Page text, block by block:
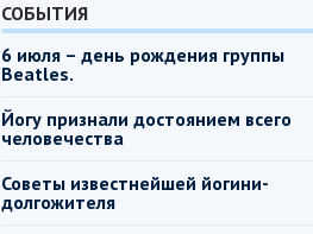
СОБЫТИЯ
6 июля – день рождения группы
Beatles.
Йогу признали достоянием всего
человечества
Советы известнейшей йогини-
долгожителя